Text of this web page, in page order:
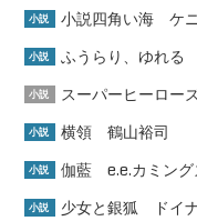
小説 小説四角い海 ケ
小説 ふうらり、ゆれ
小説 スーパーヒーロー
小説 横領 鶴山裕司
小説 伽藍 e.e.カミング
小説 少女と銀狐 ドイ